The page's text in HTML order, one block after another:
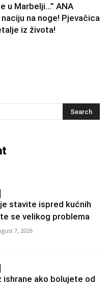
u Marbelji…” ANA
na noge! Pjevačica
iz života!
stavite ispred kućnih
se velikog problema
7, 2026
ishrane ako bolujete od